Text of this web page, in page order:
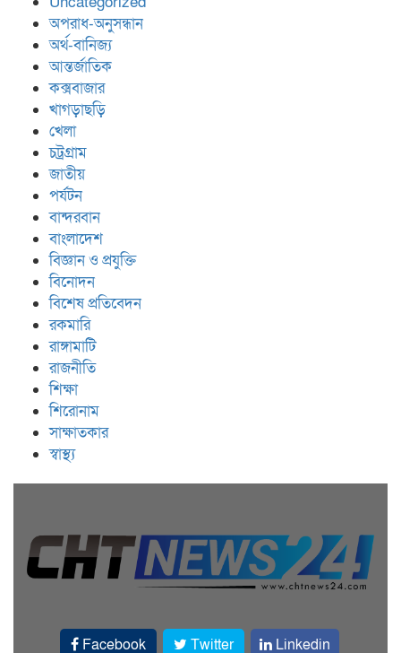
অপরাধ-অনুসন্ধান
অর্থ-বানিজ্য
আন্তর্জাতিক
কক্সবাজার
খাগড়াছড়ি
খেলা
চট্রগ্রাম
জাতীয়
পর্যটন
বান্দরবান
বাংলাদেশ
বিজ্ঞান ও প্রযুক্তি
বিনোদন
বিশেষ প্রতিবেদন
রকমারি
রাঙ্গামাটি
রাজনীতি
শিক্ষা
শিরোনাম
সাক্ষাতকার
স্বাস্থ্য
Facebook Twitter Linkedin